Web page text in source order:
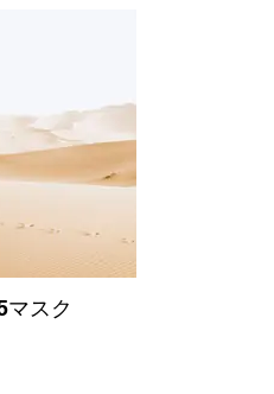
マスク